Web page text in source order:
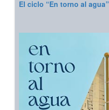
El ciclo “En torno al